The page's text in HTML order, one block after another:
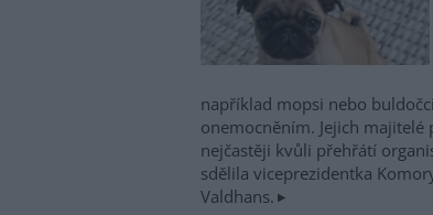
například mopsi nebo
onemocněním. Jejich
nejčastěji kvůli přehřátí
sdělila viceprezidentka
Valdhans.